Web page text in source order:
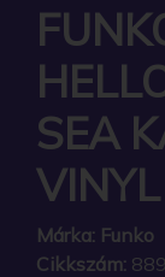
SEA
Márka: Funko
Cikkszám: